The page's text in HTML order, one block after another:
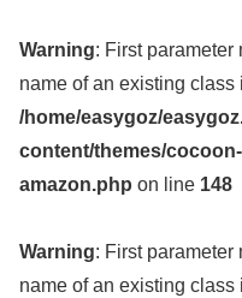
Warning: First parameter
name of an existing class
/home/easygoz/
content/themes/
amazon.php on line 148
Warning: First parameter
name of an existing class